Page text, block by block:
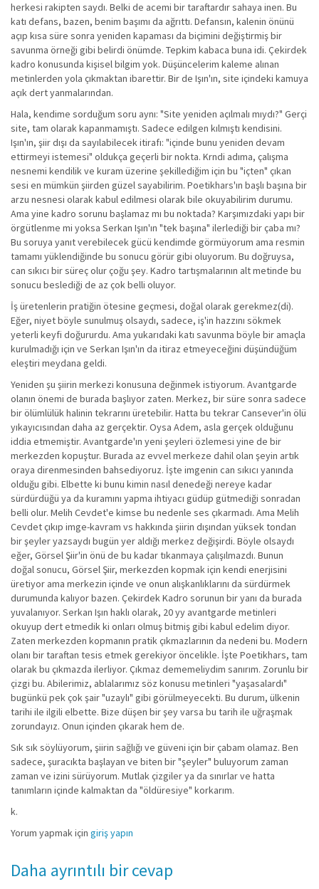
herkesi rakipten saydı. Belki de acemi bir taraftardır sahaya inen. Bu
katı defans, bazen, benim başımı da ağrıttı. Defansın, kalenin önünü
açıp kısa süre sonra yeniden kapaması da biçimini değiştirmiş bir
savunma örneği gibi belirdi önümde. Tepkim kabaca buna idi. Çekirdek
kadro konusunda kişisel bilgim yok. Düşüncelerim kaleme alınan
metinlerden yola çıkmaktan ibarettir. Bir de Işın'ın, site içindeki kamuya
açık dert yanmalarından.
Hala, kendime sorduğum soru aynı: "Site yeniden açılmalı mıydı?" Gerçi
site, tam olarak kapanmamıştı. Sadece edilgen kılmıştı kendisini.
Işın'ın, şiir dışı da sayılabilecek itirafı: "içinde bunu yeniden devam
ettirmeyi istemesi" oldukça geçerli bir nokta. Krndi adıma, çalışma
nesnemi kendilik ve kuram üzerine şekillediğim için bu "içten" çıkan
sesi en mümkün şiirden güzel sayabilirim. Poetikhars'ın başlı başına bir
arzu nesnesi olarak kabul edilmesi olarak bile okuyabilirim durumu.
Ama yine kadro sorunu başlamaz mı bu noktada? Karşımızdaki yapı bir
örgütlenme mi yoksa Serkan Işın'ın "tek başına" ilerlediği bir çaba mı?
Bu soruya yanıt verebilecek gücü kendimde görmüyorum ama resmin
tamamı yüklendiğinde bu sonucu görür gibi oluyorum. Bu doğruysa,
can sıkıcı bir süreç olur çoğu şey. Kadro tartışmalarının alt metinde bu
sonucu beslediği de az çok belli oluyor.
İş üretenlerin pratiğin ötesine geçmesi, doğal olarak gerekmez(di).
Eğer, niyet böyle sunulmuş olsaydı, sadece, iş'in hazzını sökmek
yeterli keyfi doğururdu. Ama yukarıdaki katı savunma böyle bir amaçla
kurulmadığı için ve Serkan Işın'ın da itiraz etmeyeceğini düşündüğüm
eleştiri meydana geldi.
Yeniden şu şiirin merkezi konusuna değinmek istiyorum. Avantgarde
olanın önemi de burada başlıyor zaten. Merkez, bir süre sonra sadece
bir ölümlülük halinin tekrarını üretebilir. Hatta bu tekrar Cansever'in ölü
yıkayıcısından daha az gerçektir. Oysa Adem, asla gerçek olduğunu
iddia etmemiştir. Avantgarde'ın yeni şeyleri özlemesi yine de bir
merkezden kopuştur. Burada az evvel merkeze dahil olan şeyin artık
oraya direnmesinden bahsediyoruz. İşte imgenin can sıkıcı yanında
olduğu gibi. Elbette ki bunu kimin nasıl denedeği nereye kadar
sürdürdüğü ya da kuramını yapma ihtiyacı güdüp gütmediği sonradan
belli olur. Melih Cevdet'e kimse bu nedenle ses çıkarmadı. Ama Melih
Cevdet çıkıp imge-kavram vs hakkında şiirin dışından yüksek tondan
bir şeyler yazsaydı bugün yer aldığı merkez değişirdi. Böyle olsaydı
eğer, Görsel Şiir'in önü de bu kadar tıkanmaya çalışılmazdı. Bunun
doğal sonucu, Görsel Şiir, merkezden kopmak için kendi enerjisini
üretiyor ama merkezin içinde ve onun alışkanlıklarını da sürdürmek
durumunda kalıyor bazen. Çekirdek Kadro sorunun bir yanı da burada
yuvalanıyor. Serkan Işın haklı olarak, 20 yy avantgarde metinleri
okuyup dert etmedik ki onları olmuş bitmiş gibi kabul edelim diyor.
Zaten merkezden kopmanın pratik çıkmazlarının da nedeni bu. Modern
olanı bir taraftan tesis etmek gerekiyor öncelikle. İşte Poetikhars, tam
olarak bu çıkmazda ilerliyor. Çıkmaz dememeliydim sanırım. Zorunlu bir
çizgi bu. Abilerimiz, ablalarımız söz konusu metinleri "yaşasalardı"
bugünkü pek çok şair "uzaylı" gibi görülmeyecekti. Bu durum, ülkenin
tarihi ile ilgili elbette. Bize düşen bir şey varsa bu tarih ile uğraşmak
zorundayız. Onun içinden çıkarak hem de.
Sık sık söylüyorum, şiirin sağlığı ve güveni için bir çabam olamaz. Ben
sadece, şuracıkta başlayan ve biten bir "şeyler" buluyorum zaman
zaman ve izini sürüyorum. Mutlak çizgiler ya da sınırlar ve hatta
tanımların içinde kalmaktan da "öldüresiye" korkarım.
k.
Yorum yapmak için giriş yapın
Daha ayrıntılı bir cevap